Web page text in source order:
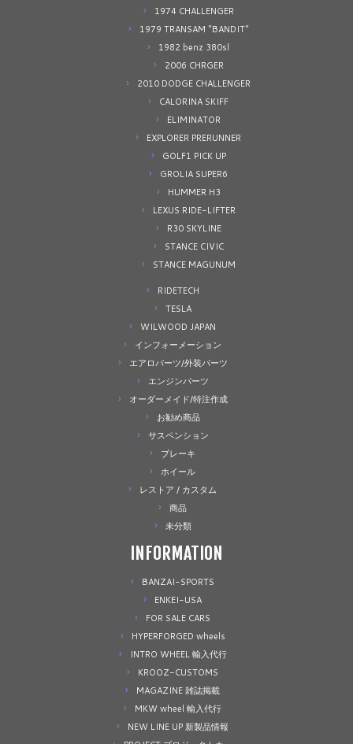
1974 CHALLENGER
1979 TRANSAM "BANDIT"
1982 benz 380sl
2006 CHRGER
2010 DODGE CHALLENGER
CALORINA SKIFF
ELIMINATOR
EXPLORER PRERUNNER
GOLF1 PICK UP
GROLIA SUPER6
HUMMER H3
LEXUS RIDE-LIFTER
R30 SKYLINE
STANCE CIVIC
STANCE MAGUNUM
RIDETECH
TESLA
WILWOOD JAPAN
インフォーメーション
エアロパーツ/外装パーツ
エンジンパーツ
オーダーメイド/特注作成
お勧め商品
サスペンション
ブレーキ
ホイール
レストア / カスタム
商品
未分類
INFORMATION
BANZAI-SPORTS
ENKEI-USA
FOR SALE CARS
HYPERFORGED wheels
INTRO WHEEL 輸入代行
KROOZ-CUSTOMS
MAGAZINE 雑誌掲載
MKW wheel 輸入代行
NEW LINE UP 新製品情報